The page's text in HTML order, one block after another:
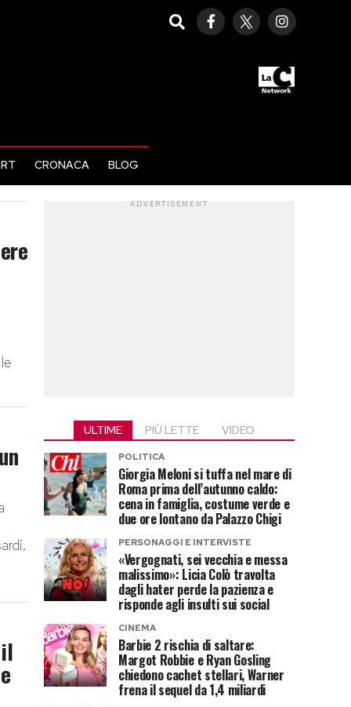
CRONACA BLOG
ADVERTISEMENT
ULTIME PIÙ LETTE VIDEO
POLITICA
Giorgia Meloni si tuffa nel mare di
Roma prima dell’autunno caldo:
cena in famiglia, costume verde e
due ore lontano da Palazzo Chigi
PERSONAGGI E INTERVISTE
«Vergognati, sei vecchia e messa
malissimo»: Licia Colò travolta
dagli hater perde la pazienza e
risponde agli insulti sui social
CINEMA
Barbie 2 rischia di saltare:
Margot Robbie e Ryan Gosling
chiedono cachet stellari, Warner
frena il sequel da 1,4 miliardi